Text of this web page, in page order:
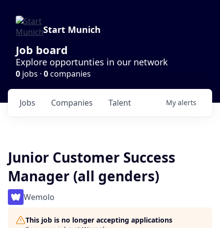
Start Munich
Job board
Explore opportunties in our network
0 jobs · 0companies
Jobs Companies Talent My alerts
Junior Customer Success
Manager (all genders)
Wemolo
This job is no longer accepting applications